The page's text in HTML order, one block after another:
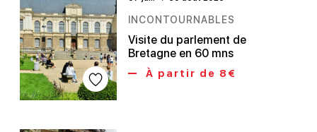
INCONTOURNABLES
Visite du parlement de
Bretagne en 60 mns
À partir de 8€